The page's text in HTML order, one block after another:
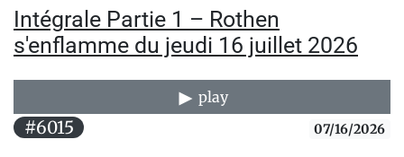
Intégrale Partie 1 – Rothen
s'enflamme du jeudi 16 juillet 2026
play
#6015 07/16/2026